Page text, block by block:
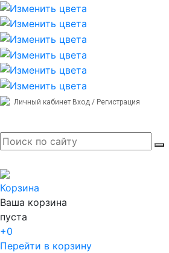
Личный кабинет Вход / Регистрация
Корзина
Ваша корзина
пуста
+0
Перейти в корзину